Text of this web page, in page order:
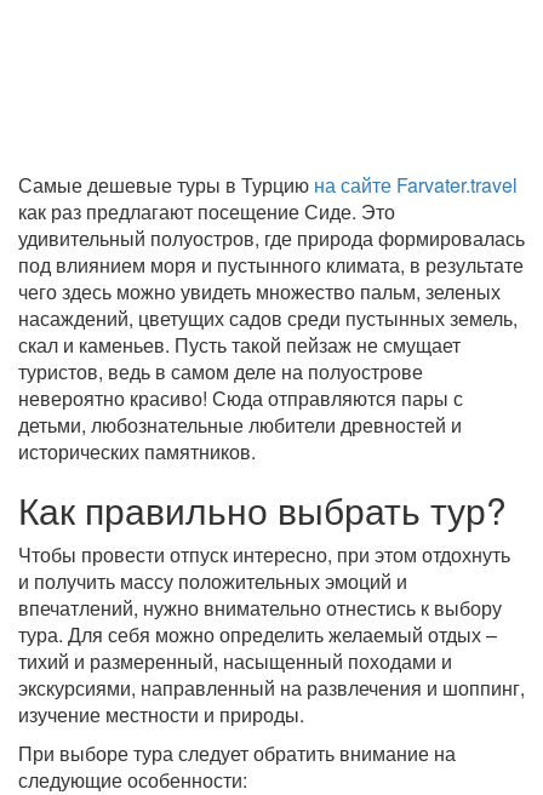
Самые дешевые туры в Турцию на сайте Farvater.travel
как раз предлагают посещение Сиде. Это
удивительный полуостров, где природа формировалась
под влиянием моря и пустынного климата, в результате
чего здесь можно увидеть множество пальм, зеленых
насаждений, цветущих садов среди пустынных земель,
скал и каменьев. Пусть такой пейзаж не смущает
туристов, ведь в самом деле на полуострове
невероятно красиво! Сюда отправляются пары с
детьми, любознательные любители древностей и
исторических памятников.
Как правильно выбрать тур?
Чтобы провести отпуск интересно, при этом отдохнуть
и получить массу положительных эмоций и
впечатлений, нужно внимательно отнестись к выбору
тура. Для себя можно определить желаемый отдых –
тихий и размеренный, насыщенный походами и
экскурсиями, направленный на развлечения и шоппинг,
изучение местности и природы.
При выборе тура следует обратить внимание на
следующие особенности: